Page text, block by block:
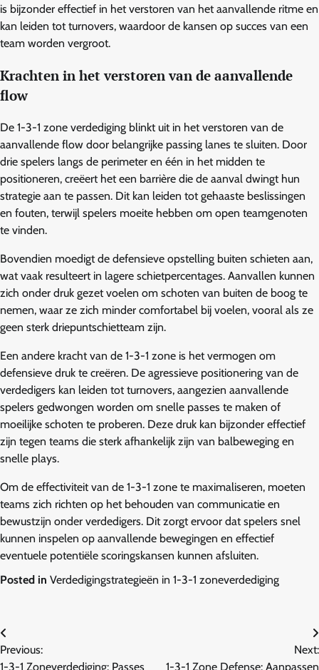
is bijzonder effectief in het verstoren van het aanvallende ritme en
kan leiden tot turnovers, waardoor de kansen op succes van een
team worden vergroot.
Krachten in het verstoren van de aanvallende
flow
De 1-3-1 zone verdediging blinkt uit in het verstoren van de
aanvallende flow door belangrijke passing lanes te sluiten. Door
drie spelers langs de perimeter en één in het midden te
positioneren, creëert het een barrière die de aanval dwingt hun
strategie aan te passen. Dit kan leiden tot gehaaste beslissingen
en fouten, terwijl spelers moeite hebben om open teamgenoten
te vinden.
Bovendien moedigt de defensieve opstelling buiten schieten aan,
wat vaak resulteert in lagere schietpercentages. Aanvallen kunnen
zich onder druk gezet voelen om schoten van buiten de boog te
nemen, waar ze zich minder comfortabel bij voelen, vooral als ze
geen sterk driepuntschietteam zijn.
Een andere kracht van de 1-3-1 zone is het vermogen om
defensieve druk te creëren. De agressieve positionering van de
verdedigers kan leiden tot turnovers, aangezien aanvallende
spelers gedwongen worden om snelle passes te maken of
moeilijke schoten te proberen. Deze druk kan bijzonder effectief
zijn tegen teams die sterk afhankelijk zijn van balbeweging en
snelle plays.
Om de effectiviteit van de 1-3-1 zone te maximaliseren, moeten
teams zich richten op het behouden van communicatie en
bewustzijn onder verdedigers. Dit zorgt ervoor dat spelers snel
kunnen inspelen op aanvallende bewegingen en effectief
eventuele potentiële scoringskansen kunnen afsluiten.
Posted in Verdedigingstrategieën in 1-3-1 zoneverdediging
Post
navigation
Previous:
1-3-1 Zoneverdediging: Passes
Next:
1-3-1 Zone Defense: Aanpassen